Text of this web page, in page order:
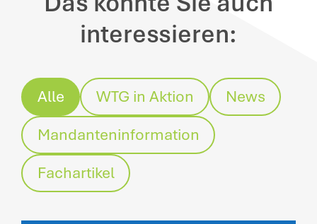
interessieren:
Alle WTG in Aktion
News
Mandanteninformation
Fachartikel